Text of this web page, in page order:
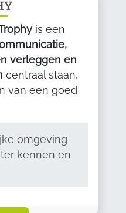
is een
verleggen en
centraal staan,
van een goed
omgeving
kennen en